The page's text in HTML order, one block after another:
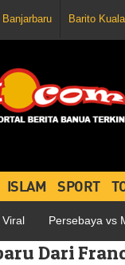
Banjarbaru Barito Kuala
ISLAM SPORT
Persebaya vs
Dari